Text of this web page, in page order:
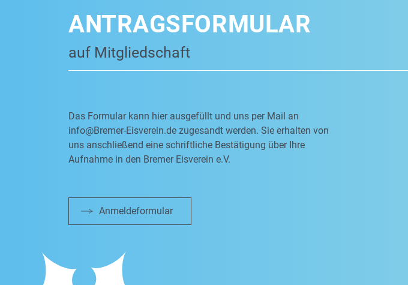
ANTRAGSFORMULAR
auf Mitgliedschaft
Das Formular kann hier ausgefüllt und uns per Mail an
info@Bremer-Eisverein.dezugesandt werden. Sie erhalten von
uns anschließend eine schriftliche Bestätigung über Ihre
Aufnahme in den Bremer Eisverein e.V.
Anmeldeformular